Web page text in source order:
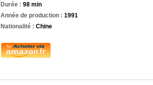
Durée : 98 min
Année de production : 1991
Nationalité : Chine